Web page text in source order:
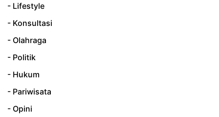
- Lifestyle
- Konsultasi
- Olahraga
- Politik
- Hukum
- Pariwisata
- Opini